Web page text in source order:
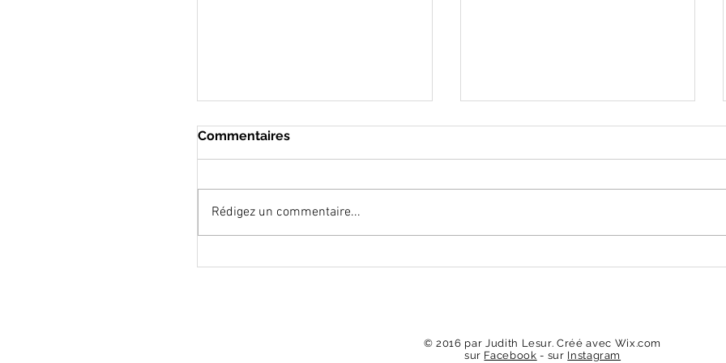
Commentaires
Rédigez un commentaire...
© 2016 par Judith Lesur. Créé avec Wix.com
sur Facebook - sur Instagram